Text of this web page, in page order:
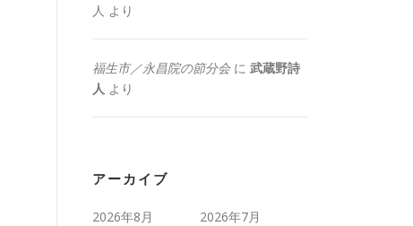
人 より
福生市／永昌院の節分会に 武蔵野詩
人 より
アーカイブ
2026年8月
2026年7月